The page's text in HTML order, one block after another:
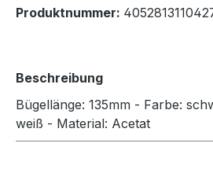
Produktnummer:
Beschreibung
Bügellänge: 135mm - Farbe:
weiß - Material: Acetat